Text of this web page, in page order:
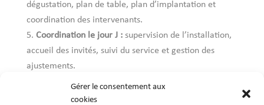
Gérer le consentement aux
cookies
dégustation, plan de table, plan d’implantation et
coordination des intervenants.
Coordination le jour J :supervision de l’installation,
accueil des invités, suivi du service et gestion des
ajustements.
départ des participants, démontage,
restitution du lieu et bilan avec votre équipe.